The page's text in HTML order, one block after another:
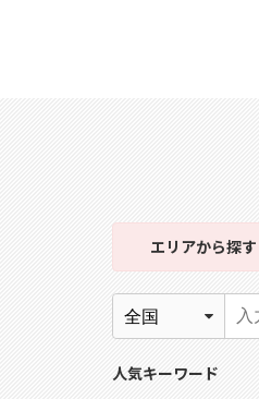
エリアから探す
人気キーワード